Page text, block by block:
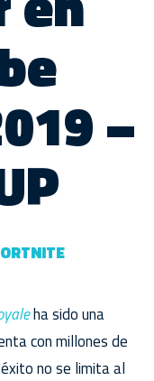
–
ha sido una
con millones de
no se limita al